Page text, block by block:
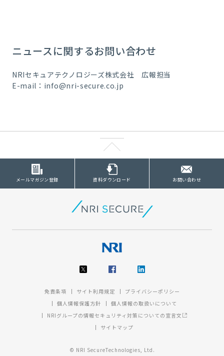
ニュースに関するお問い合わせ
NRIセキュアテクノロジーズ株式会社 広報担当
E-mail：info@nri-secure.co.jp
メールマガジン登録 資料ダウンロード お問い合わせ
免責条項 サイト利用規定
プライバシーポリシー
個人情報保護方針
個人情報の取扱いについて
NRIグループの情報セキュリティ対策についての宣言文
サイトマップ
© NRI SecureTechnologies, Ltd.